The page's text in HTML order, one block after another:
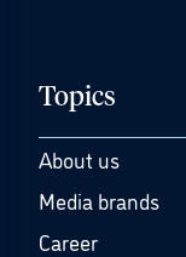
Topics
About us
Media brands
Career